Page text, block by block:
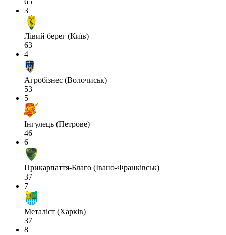
3
Лівий берег (Київ)
63
4
Агробізнес (Волочиськ)
53
5
Інгулець (Петрове)
46
6
Прикарпаття-Благо (Івано-Франківськ)
37
7
Металіст (Харків)
37
8